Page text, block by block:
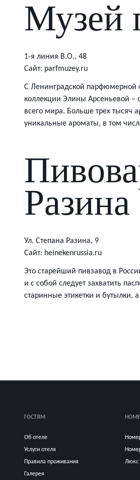
Музей
1-я линия В.О., 48
Сайт: parfmuzey.ru
С Ленинградской парфюмерной
коллекции Элины Арсеньевой –
всего мира. Больше трех тысяч
уникальные ароматы, в том
Разина
Ул. Степана Разина, 9
Сайт: heinekenrussia.ru
Это старейший пивзавод в
и с собой следует захватить
старинные этикетки и бутылки,
ГОСТЯМ
Об отеле
Услуги отеля
Правила проживания
Галерея
Люкс